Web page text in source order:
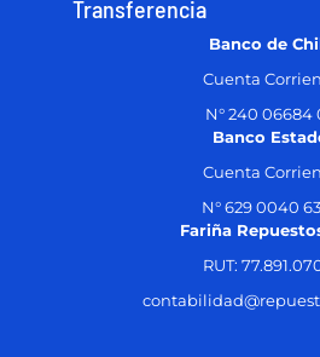
Transferencia
Banco de
Cuenta
N° 240 06684
Banco
Cuenta
N° 629 0040
Fariña
RUT: